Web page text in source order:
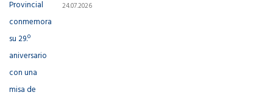
24.07.2026